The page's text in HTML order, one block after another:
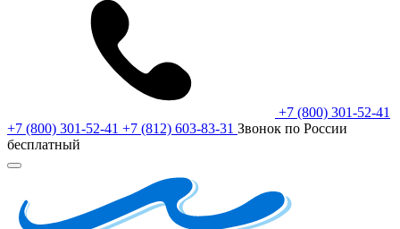
+7 (800) 301-52-41
+7 (800) 301-52-41 +7 (812) 603-83-31 Звонок по России
бесплатный